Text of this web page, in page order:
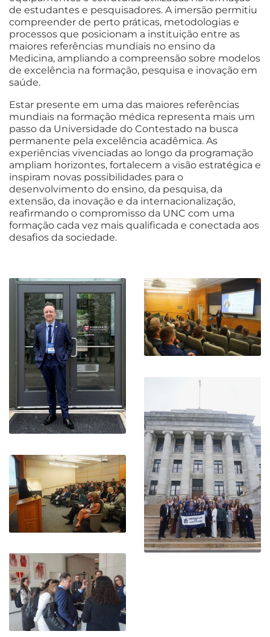
de estudantes e pesquisadores. A imersão permitiu
compreender de perto práticas, metodologias e
processos que posicionam a instituição entre as
maiores referências mundiais no ensino da
Medicina, ampliando a compreensão sobre modelos
de excelência na formação, pesquisa e inovação em
saúde.
Estar presente em uma das maiores referências
mundiais na formação médica representa mais um
passo da Universidade do Contestado na busca
permanente pela excelência acadêmica. As
experiências vivenciadas ao longo da programação
ampliam horizontes, fortalecem a visão estratégica e
inspiram novas possibilidades para o
desenvolvimento do ensino, da pesquisa, da
extensão, da inovação e da internacionalização,
reafirmando o compromisso da UNC com uma
formação cada vez mais qualificada e conectada aos
desafios da sociedade.